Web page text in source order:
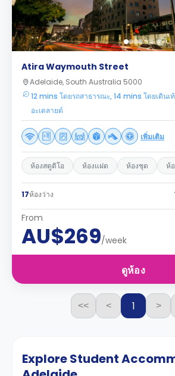
Atira Waymouth Street
Adelaide, South Australia 5000
12 mins โดยรถสาธารณะ, 14 mins โดยเดินเ
อะเดลายด์
เพิ่มเติม
ห้องสตูดิโอ ห้องแฝด ห้องชุด ห้
17ห้องว่าง
From
AU$269/week
ดูห้อง
<< < 1 >
Explore Student